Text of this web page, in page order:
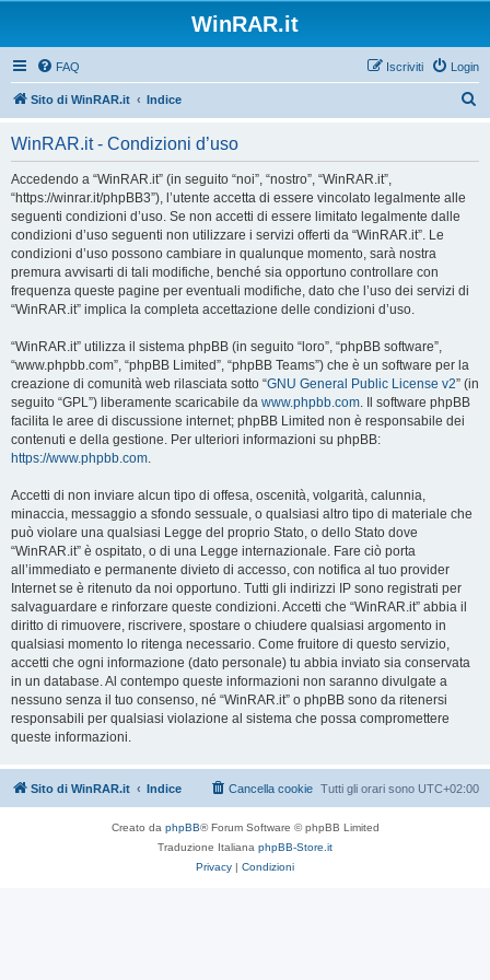
WinRAR.it
FAQ Login
Iscriviti
Sito di WinRAR.it Indice
WinRAR.it - Condizioni d’uso
Accedendo a “WinRAR.it” (in seguito “noi”, “nostro”, “WinRAR.it”,
“https://winrar.it/phpBB3”), l’utente accetta di essere vincolato legalmente alle
seguenti condizioni d’uso. Se non accetti di essere limitato legalmente dalle
condizioni d’uso seguenti non utilizzare i servizi offerti da “WinRAR.it”. Le
condizioni d’uso possono cambiare in qualunque momento, sarà nostra
premura avvisarti di tali modifiche, benché sia opportuno controllare con
frequenza queste pagine per eventuali modifiche, dato che l’uso dei servizi di
“WinRAR.it” implica la completa accettazione delle condizioni d’uso.
“WinRAR.it” utilizza il sistema phpBB (in seguito “loro”, “phpBB software”,
“www.phpbb.com”, “phpBB Limited”, “phpBB Teams”) che è un software per la
creazione di comunità web rilasciata sotto “GNU General Public License v2” (in
seguito “GPL”) liberamente scaricabile da www.phpbb.com. Il software phpBB
facilita le aree di discussione internet; phpBB Limited non è responsabile dei
contenuti e della gestione. Per ulteriori informazioni su phpBB:
https://www.phpbb.com.
Accetti di non inviare alcun tipo di offesa, oscenità, volgarità, calunnia,
minaccia, messaggio a sfondo sessuale, o qualsiasi altro tipo di materiale che
può violare una qualsiasi Legge del proprio Stato, o dello Stato dove
“WinRAR.it” è ospitato, o di una Legge internazionale. Fare ciò porta
all’immediato e permanente divieto di accesso, con notifica al tuo provider
Internet se è ritenuto da noi opportuno. Tutti gli indirizzi IP sono registrati per
salvaguardare e rinforzare queste condizioni. Accetti che “WinRAR.it” abbia il
diritto di rimuovere, riscrivere, spostare o chiudere qualsiasi argomento in
qualsiasi momento lo ritenga necessario. Come fruitore di questo servizio,
accetti che ogni informazione (dato personale) tu abbia inviato sia conservata
in un database. Al contempo queste informazioni non saranno divulgate a
nessuno senza il tuo consenso, né “WinRAR.it” o phpBB sono da ritenersi
responsabili per qualsiasi violazione al sistema che possa compromettere
queste informazioni.
Sito di WinRAR.it Indice Tutti gli orari sono UTC+02:00
Cancella cookie
Creato da phpBB® Forum Software © phpBB Limited
Traduzione Italiana phpBB-Store.it
Privacy | Condizioni